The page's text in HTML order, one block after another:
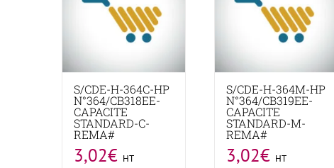
S/CDE-H-364C-HP
N°364/CB318EE-
CAPACITE
STANDARD-C-
REMA#
3,02€ HT
S/CDE-H-364M-HP
N°364/CB319EE-
CAPACITE
STANDARD-M-
REMA#
3,02€ HT